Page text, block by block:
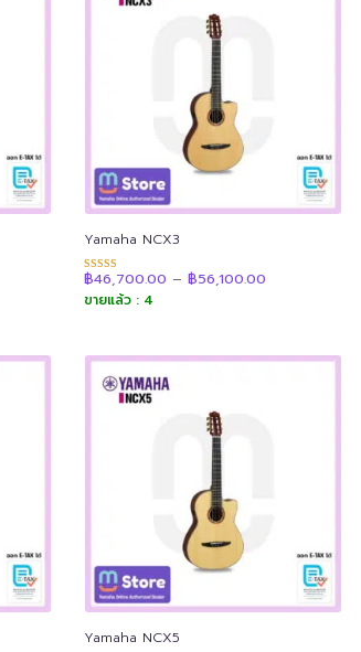
Yamaha NCX3
ให้คะแนน
ตั้งแต่ 1-5
฿46,700.00 – ฿56,100.00
ขายแล้ว : 4
Yamaha NCX5